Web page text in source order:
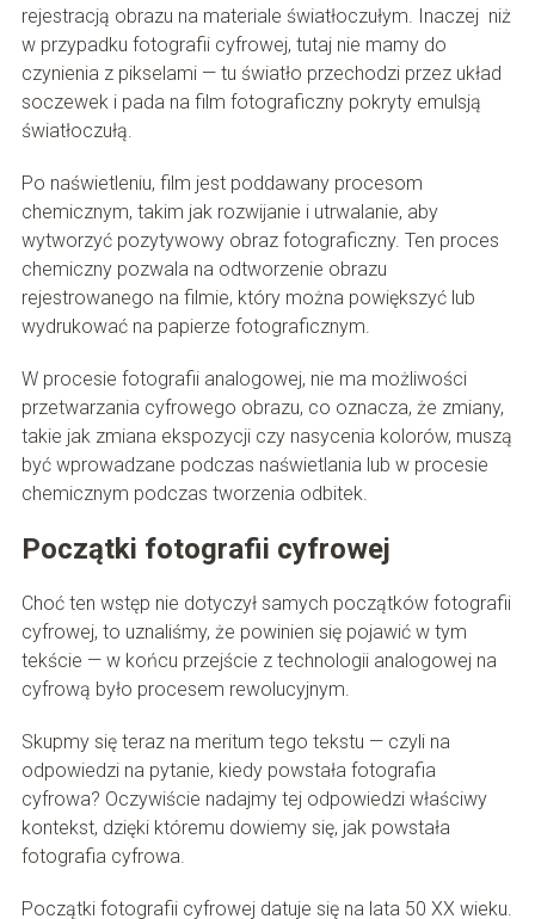
rejestracją obrazu na materiale światłoczułym. Inaczej niż
w przypadku fotografii cyfrowej, tutaj nie mamy do
czynienia z pikselami — tu światło przechodzi przez układ
soczewek i pada na film fotograficzny pokryty emulsją
światłoczułą.
Po naświetleniu, film jest poddawany procesom
chemicznym, takim jak rozwijanie i utrwalanie, aby
wytworzyć pozytywowy obraz fotograficzny. Ten proces
chemiczny pozwala na odtworzenie obrazu
rejestrowanego na filmie, który można powiększyć lub
wydrukować na papierze fotograficznym.
W procesie fotografii analogowej, nie ma możliwości
przetwarzania cyfrowego obrazu, co oznacza, że ​​zmiany,
takie jak zmiana ekspozycji czy nasycenia kolorów, muszą
być wprowadzane podczas naświetlania lub w procesie
chemicznym podczas tworzenia odbitek.
Początki fotografii cyfrowej
Choć ten wstęp nie dotyczył samych początków fotografii
cyfrowej, to uznaliśmy, że powinien się pojawić w tym
tekście — w końcu przejście z technologii analogowej na
cyfrową było procesem rewolucyjnym.
Skupmy się teraz na meritum tego tekstu — czyli na
odpowiedzi na pytanie, kiedy powstała fotografia
cyfrowa? Oczywiście nadajmy tej odpowiedzi właściwy
kontekst, dzięki któremu dowiemy się, jak powstała
fotografia cyfrowa.
Początki fotografii cyfrowej datuje się na lata 50 XX wieku.